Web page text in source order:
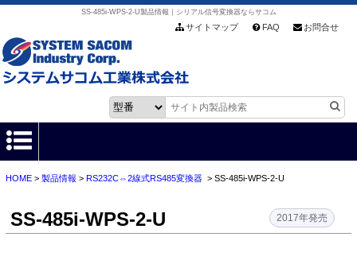
SS-485i-WPS-2-U製品情報｜シリアル信号変換器ならサコム
サイトマップ FAQ お問合せ
HOME
製品情報
HOME> 製品情報 > RS232C⇔2線式RS485変換器> SS-485i-WPS-2-U
SS-485i-WPS-2-U 2017年発売